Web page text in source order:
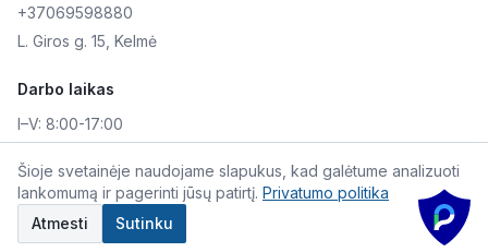
+37069598880
L. Giros g. 15, Kelmė
Darbo laikas
I–V: 8:00-17:00
© 2026 Skaitmeninė AKIS. Visos teisės saugomos.
Šioje svetainėje naudojame slapukus, kad galėtume analizuoti
lankomumą ir pagerinti jūsų patirtį. Privatumo politika
Atmesti
Sutinku